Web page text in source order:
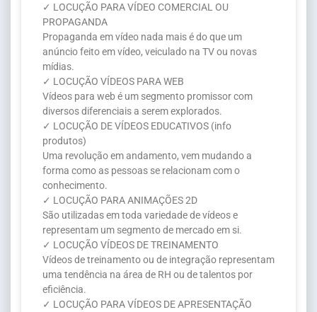
✓ LOCUÇÃO PARA VÍDEO COMERCIAL OU
PROPAGANDA
Propaganda em vídeo nada mais é do que um
anúncio feito em vídeo, veiculado na TV ou novas
mídias.
✓ LOCUÇÃO VÍDEOS PARA WEB
Vídeos para web é um segmento promissor com
diversos diferenciais a serem explorados.
✓ LOCUÇÃO DE VÍDEOS EDUCATIVOS (info
produtos)
Uma revolução em andamento, vem mudando a
forma como as pessoas se relacionam com o
conhecimento.
✓ LOCUÇÃO PARA ANIMAÇÕES 2D
São utilizadas em toda variedade de vídeos e
representam um segmento de mercado em si.
✓ LOCUÇÃO VÍDEOS DE TREINAMENTO
Vídeos de treinamento ou de integração representam
uma tendência na área de RH ou de talentos por
eficiência.
✓ LOCUÇÃO PARA VÍDEOS DE APRESENTAÇÃO